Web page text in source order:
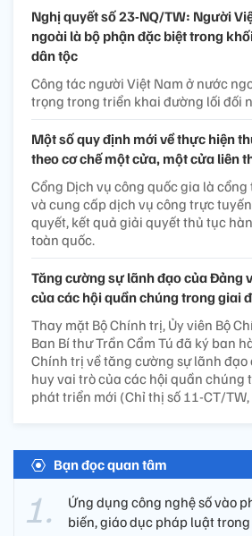
Nghị quyết số 23-NQ/TW: Người
ngoài là bộ phận đặc biệt trong
dân tộc
Công tác người Việt Nam ở nước
trọng trong triển khai đường lối đối
Một số quy định mới về thực hiện
theo cơ chế một cửa, một cửa liên
Cổng Dịch vụ công quốc gia là
và cung cấp dịch vụ công trực
quyết, kết quả giải quyết thủ tục
toàn quốc.
Tăng cường sự lãnh đạo của Đảng
của các hội quần chúng trong giai
Thay mặt Bộ Chính trị, Ủy viên Bộ
Ban Bí thư Trần Cẩm Tú đã ký ban
Chính trị về tăng cường sự lãnh
huy vai trò của các hội quần chúng
phát triển mới (Chỉ thị số 11-CT/
Bạn đọc quan tâm
Ứng dụng công nghệ số vào
biến, giáo dục pháp luật trong